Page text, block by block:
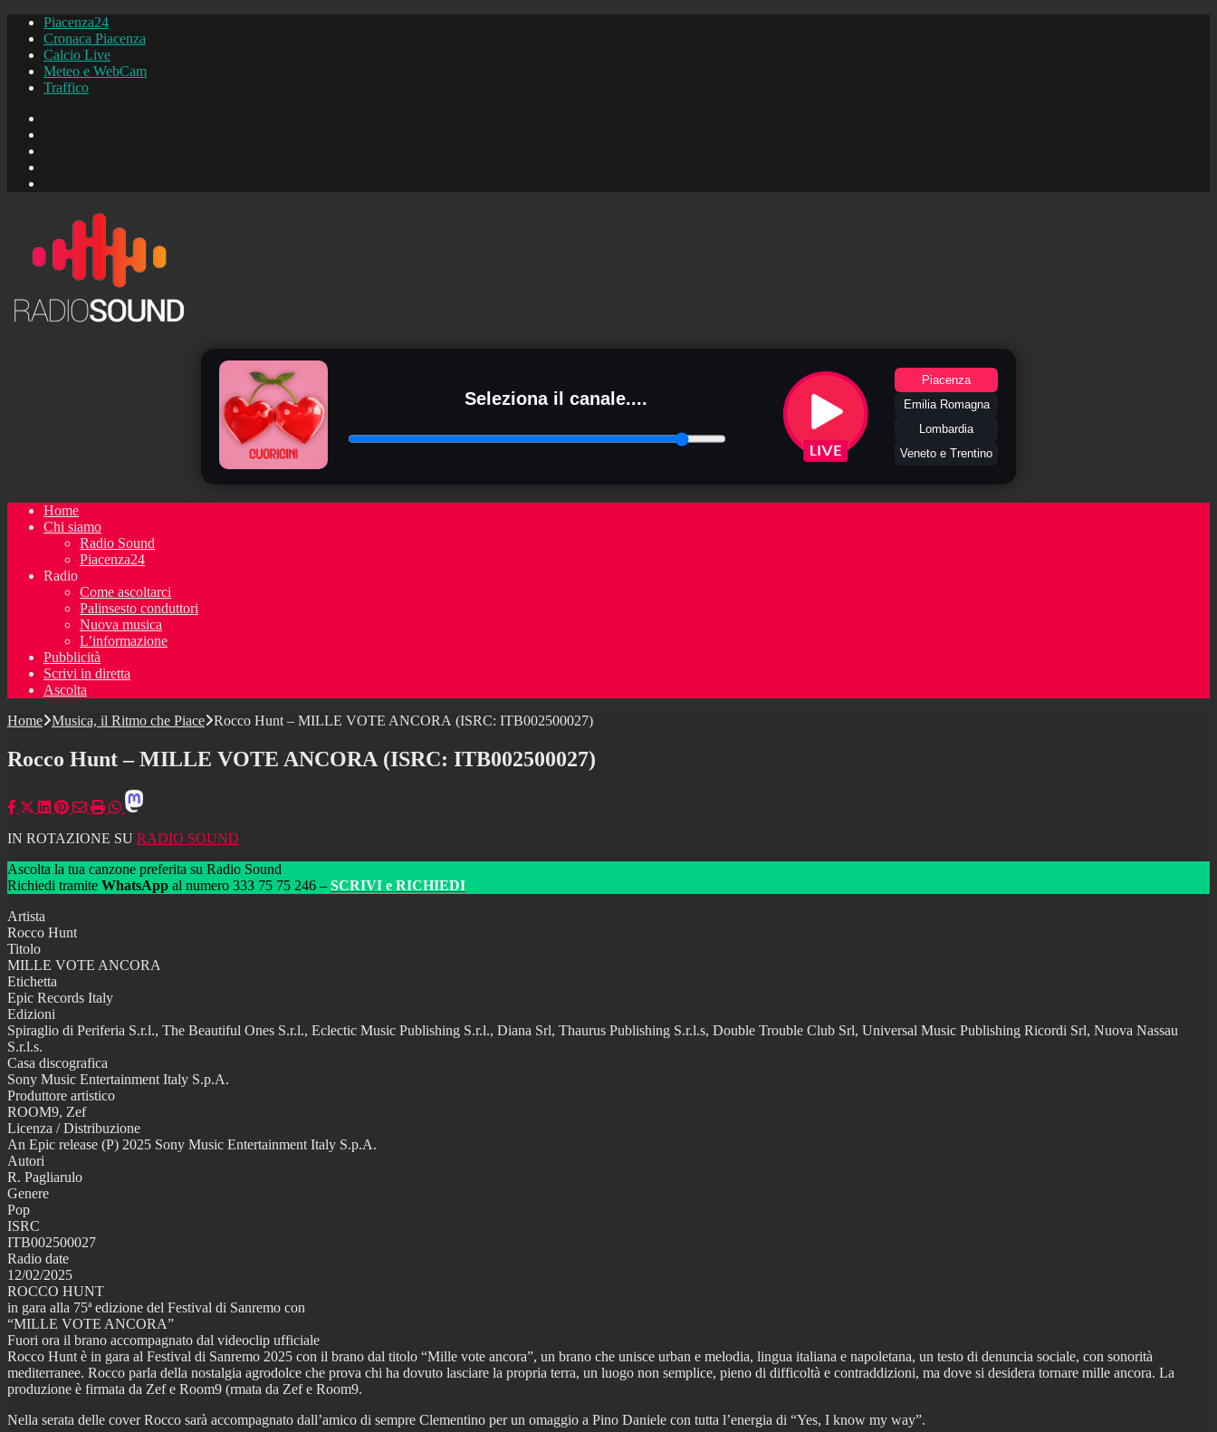
Piacenza24
Cronaca Piacenza
Calcio Live
Meteo e WebCam
Traffico
Seleziona il canale....
Piacenza
Emilia Romagna
Lombardia
Veneto e Trentino
Home
Chi siamo
Radio Sound
Piacenza24
Radio
Come ascoltarci
Palinsesto conduttori
Nuova musica
L’informazione
Pubblicità
Scrivi in diretta
Ascolta
Home Musica, il Ritmo che Piace Rocco Hunt – MILLE VOTE ANCORA (ISRC: ITB002500027)
Rocco Hunt – MILLE VOTE ANCORA (ISRC: ITB002500027)
IN ROTAZIONE SU RADIO SOUND
Ascolta la tua canzone preferita su Radio Sound
Richiedi tramite WhatsApp al numero 333 75 75 246 – SCRIVI e RICHIEDI
Artista
Rocco Hunt
Titolo
MILLE VOTE ANCORA
Etichetta
Epic Records Italy
Edizioni
Spiraglio di Periferia S.r.l., The Beautiful Ones S.r.l., Eclectic Music Publishing S.r.l., Diana Srl, Thaurus Publishing S.r.l.s, Double Trouble Club Srl, Universal Music Publishing Ricordi Srl, Nuova Nassau
S.r.l.s.
Casa discografica
Sony Music Entertainment Italy S.p.A.
Produttore artistico
ROOM9, Zef
Licenza / Distribuzione
An Epic release (P) 2025 Sony Music Entertainment Italy S.p.A.
Autori
R. Pagliarulo
Genere
Pop
ISRC
ITB002500027
Radio date
12/02/2025
ROCCO HUNT
in gara alla 75ª edizione del Festival di Sanremo con
“MILLE VOTE ANCORA”
Fuori ora il brano accompagnato dal videoclip ufficiale
Rocco Hunt è in gara al Festival di Sanremo 2025 con il brano dal titolo “Mille vote ancora”, un brano che unisce urban e melodia, lingua italiana e napoletana, un testo di denuncia sociale, con sonorità
mediterranee. Rocco parla della nostalgia agrodolce che prova chi ha dovuto lasciare la propria terra, un luogo non semplice, pieno di difficoltà e contraddizioni, ma dove si desidera tornare mille ancora. La
produzione è firmata da Zef e Room9 (rmata da Zef e Room9.
Nella serata delle cover Rocco sarà accompagnato dall’amico di sempre Clementino per un omaggio a Pino Daniele con tutta l’energia di “Yes, I know my way”.